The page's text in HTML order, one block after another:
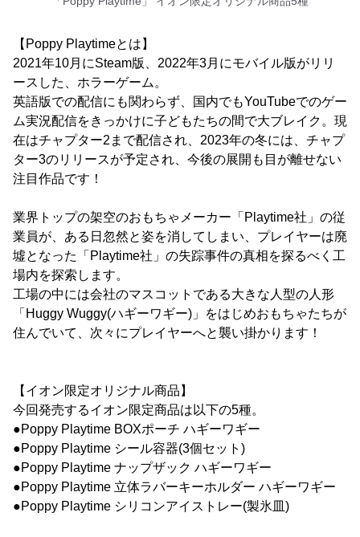
【Poppy Playtimeとは】
2021年10月にSteam版、2022年3月にモバイル版がリリ
ースした、ホラーゲーム。
英語版での配信にも関わらず、国内でもYouTubeでのゲー
ム実況配信をきっかけに子どもたちの間で大ブレイク。現
在はチャプター2まで配信され、2023年の冬には、チャプ
ター3のリリースが予定され、今後の展開も目が離せない
注目作品です！
業界トップの架空のおもちゃメーカー「Playtime社」の従
業員が、ある日忽然と姿を消してしまい、プレイヤーは廃
墟となった「Playtime社」の失踪事件の真相を探るべく工
場内を探索します。
工場の中には会社のマスコットである大きな人型の人形
「Huggy Wuggy(ハギーワギー)」をはじめおもちゃたちが
住んでいて、次々にプレイヤーへと襲い掛かります！
【イオン限定オリジナル商品】
今回発売するイオン限定商品は以下の5種。
●Poppy Playtime BOXポーチ ハギーワギー
●Poppy Playtime シール容器(3個セット)
●Poppy Playtime ナップザック ハギーワギー
●Poppy Playtime 立体ラバーキーホルダー ハギーワギー
●Poppy Playtime シリコンアイストレー(製氷皿)